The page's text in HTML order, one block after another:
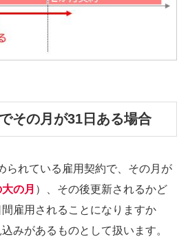
その月が31日ある場合
られている雇用契約で、その月が
の月 ）、その後更新されるかど
雇用されることになりますか
みがあるものとして扱います。